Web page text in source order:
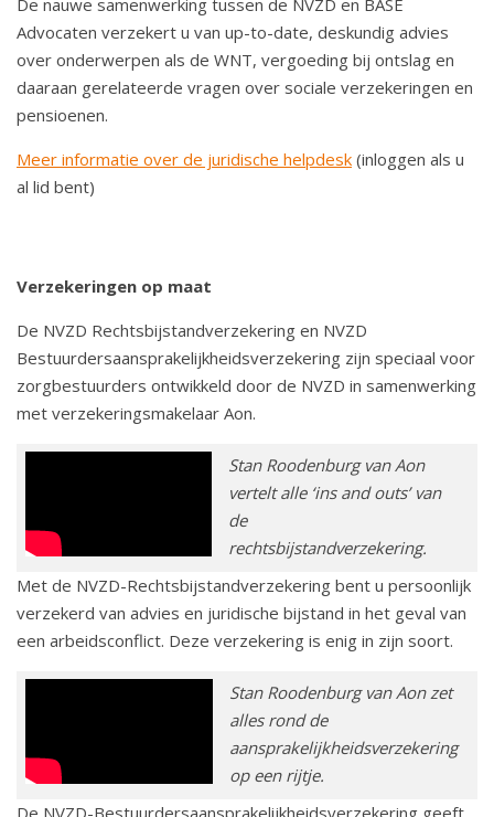
Advocaten verzekert u van up-to-date, deskundig advies
over onderwerpen als de WNT, vergoeding bij ontslag en
daaraan gerelateerde vragen over sociale verzekeringen en
pensioenen.
Meer informatie over de juridische helpdesk (inloggen als u
al lid bent)
Verzekeringen op maat
De NVZD Rechtsbijstandverzekering en NVZD
Bestuurdersaansprakelijkheidsverzekering zijn speciaal voor
zorgbestuurders ontwikkeld door de NVZD in samenwerking
met verzekeringsmakelaar Aon.
Stan Roodenburg van Aon
vertelt alle ‘ins and outs’ van
de
rechtsbijstandverzekering.
Met de NVZD-Rechtsbijstandverzekering bent u persoonlijk
verzekerd van advies en juridische bijstand in het geval van
een arbeidsconflict. Deze verzekering is enig in zijn soort.
Stan Roodenburg van Aon zet
alles rond de
aansprakelijkheidsverzekering
op een rijtje.
De NVZD-Bestuurdersaansprakelijkheidsverzekering geeft